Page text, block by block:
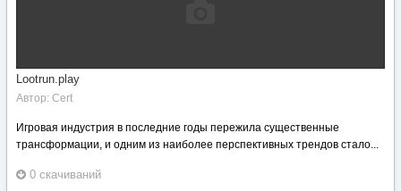
Lootrun.play
Автор: Cert
Игровая индустрия в последние годы пережила существенные
трансформации, и одним из наиболее перспективных трендов стало...
0 скачиваний